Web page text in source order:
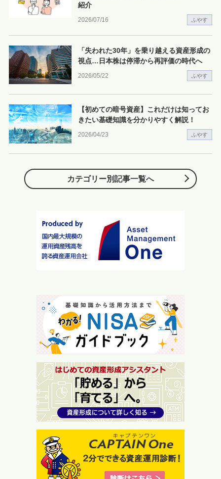
2026/07/16 ふやす
紹介
2026/05/22 ふやす
「失われた30年」を乗り越える資産形成の
視点…日本株は停滞から再評価の時代へ
2026/04/23 ふやす
【初めての暗号資産】これだけは知ってお
きたい基礎知識を分かりやすく解説！
カテゴリー別記事一覧へ